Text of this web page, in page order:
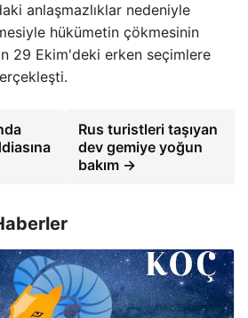
anlaşmazlıklar nedeniyle
hükümetin çökmesinin
29 Ekim'deki erken seçimlere
Rus turistleri taşıyan
dev gemiye yoğun
bakım →